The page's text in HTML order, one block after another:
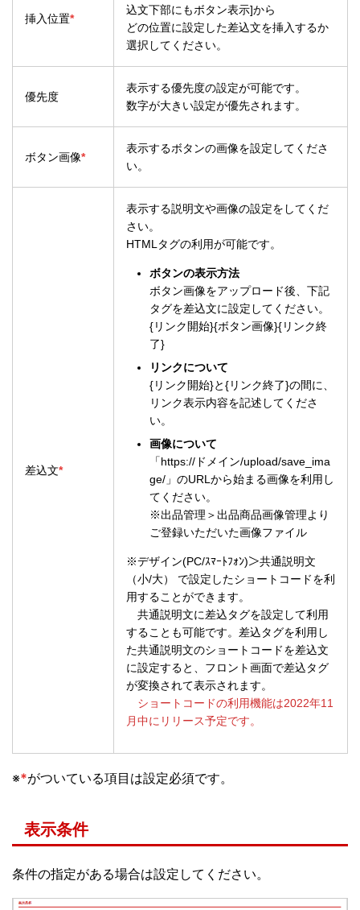
挿入位置*
込文下部にもボタン表示]から
どの位置に設定した差込文を挿入するか
選択してください。
優先度
表示する優先度の設定が可能です。
数字が大きい設定が優先されます。
ボタン画像*
表示するボタンの画像を設定してくださ
い。
差込文*
表示する説明文や画像の設定をしてくだ
さい。
HTMLタグの利用が可能です。
ボタンの表示方法
ボタン画像をアップロード後、下記
タグを差込文に設定してください。
{リンク開始}{ボタン画像}{リンク終
了}
リンクについて
{リンク開始}と{リンク終了}の間に、
リンク表示内容を記述してくださ
い。
画像について
「https://ドメイン/upload/save_ima
ge/」のURLから始まる画像を利用し
てください。
※出品管理＞出品商品画像管理より
ご登録いただいた画像ファイル
※デザイン(PC/ｽﾏｰﾄﾌｫﾝ)＞共通説明文
（小/大） で設定したショートコードを利
用することができます。
共通説明文に差込タグを設定して利用
することも可能です。差込タグを利用し
た共通説明文のショートコードを差込文
に設定すると、フロント画面で差込タグ
が変換されて表示されます。
ショートコードの利用機能は2022年11
月中にリリース予定です。
※*がついている項目は設定必須です。
表示条件
条件の指定がある場合は設定してください。